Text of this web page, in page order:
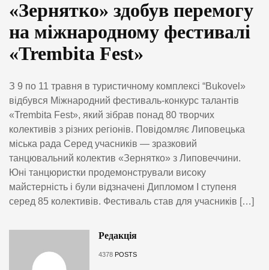
«Зернятко» здобув перемогу
на міжнародному фестивалі
«Trembita Fest»
З 9 по 11 травня в туристичному комплексі “Bukovel»
відбувся Міжнародний фестиваль-конкурс талантів
«Trembita Fest», який зібрав понад 80 творчих
колективів з різних регіонів. Повідомляє Липовецька
міська рада Серед учасників — зразковий
танцювальний колектив «Зернятко» з Липовеччини.
Юні танцюристки продемонстрували високу
майстерність і були відзначені Дипломом I ступеня
серед 85 колективів. Фестиваль став для учасників […]
Редакція
4378 POSTS